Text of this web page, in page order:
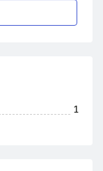
1